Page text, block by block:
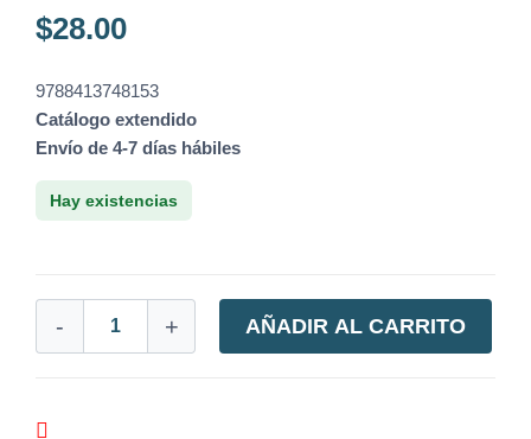
$28.00
9788413748153
Catálogo extendido
Envío de 4-7 días hábiles
Hay existencias
- + AÑADIR AL CARRITO